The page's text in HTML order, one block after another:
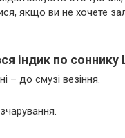
якщо ви не хочете
індик по соннику
– до смузі везіння.